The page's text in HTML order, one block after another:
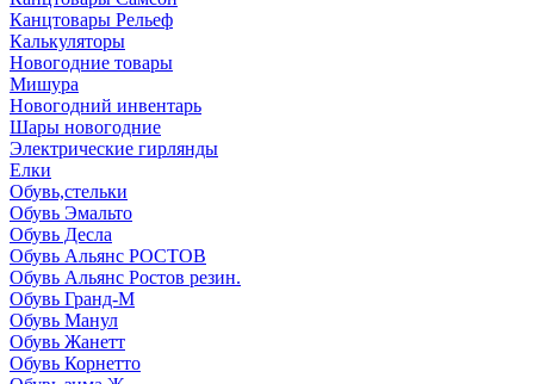
Канцтовары Рельеф
Калькуляторы
Новогодние товары
Мишура
Новогодний инвентарь
Шары новогодние
Электрические гирлянды
Елки
Обувь,стельки
Обувь Эмальто
Обувь Десла
Обувь Альянс РОСТОВ
Обувь Альянс Ростов резин.
Обувь Гранд-М
Обувь Манул
Обувь Жанетт
Обувь Корнетто